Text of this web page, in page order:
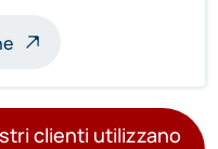
clienti utilizzano